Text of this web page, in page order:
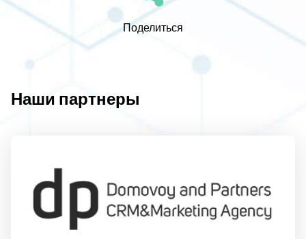
Поделиться
Наши партнеры